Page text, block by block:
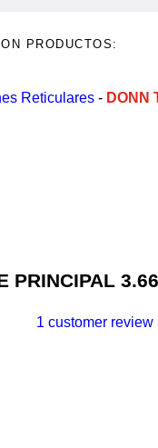
PRODUCTOS:
Reticulares - DONN
PRINCIPAL
1 customer review